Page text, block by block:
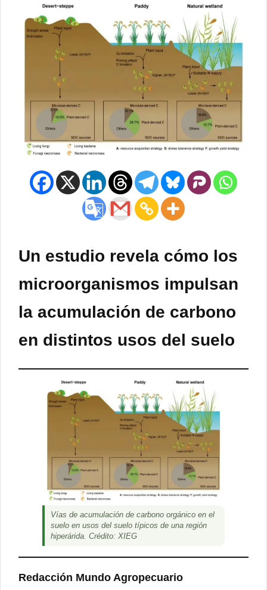
Un estudio revela cómo los
microorganismos impulsan
la acumulación de carbono
en distintos usos del suelo
Vías de acumulación de carbono orgánico en el
suelo en usos del suelo típicos de una región
hiperárida. Crédito: XIEG
Redacción Mundo Agropecuario